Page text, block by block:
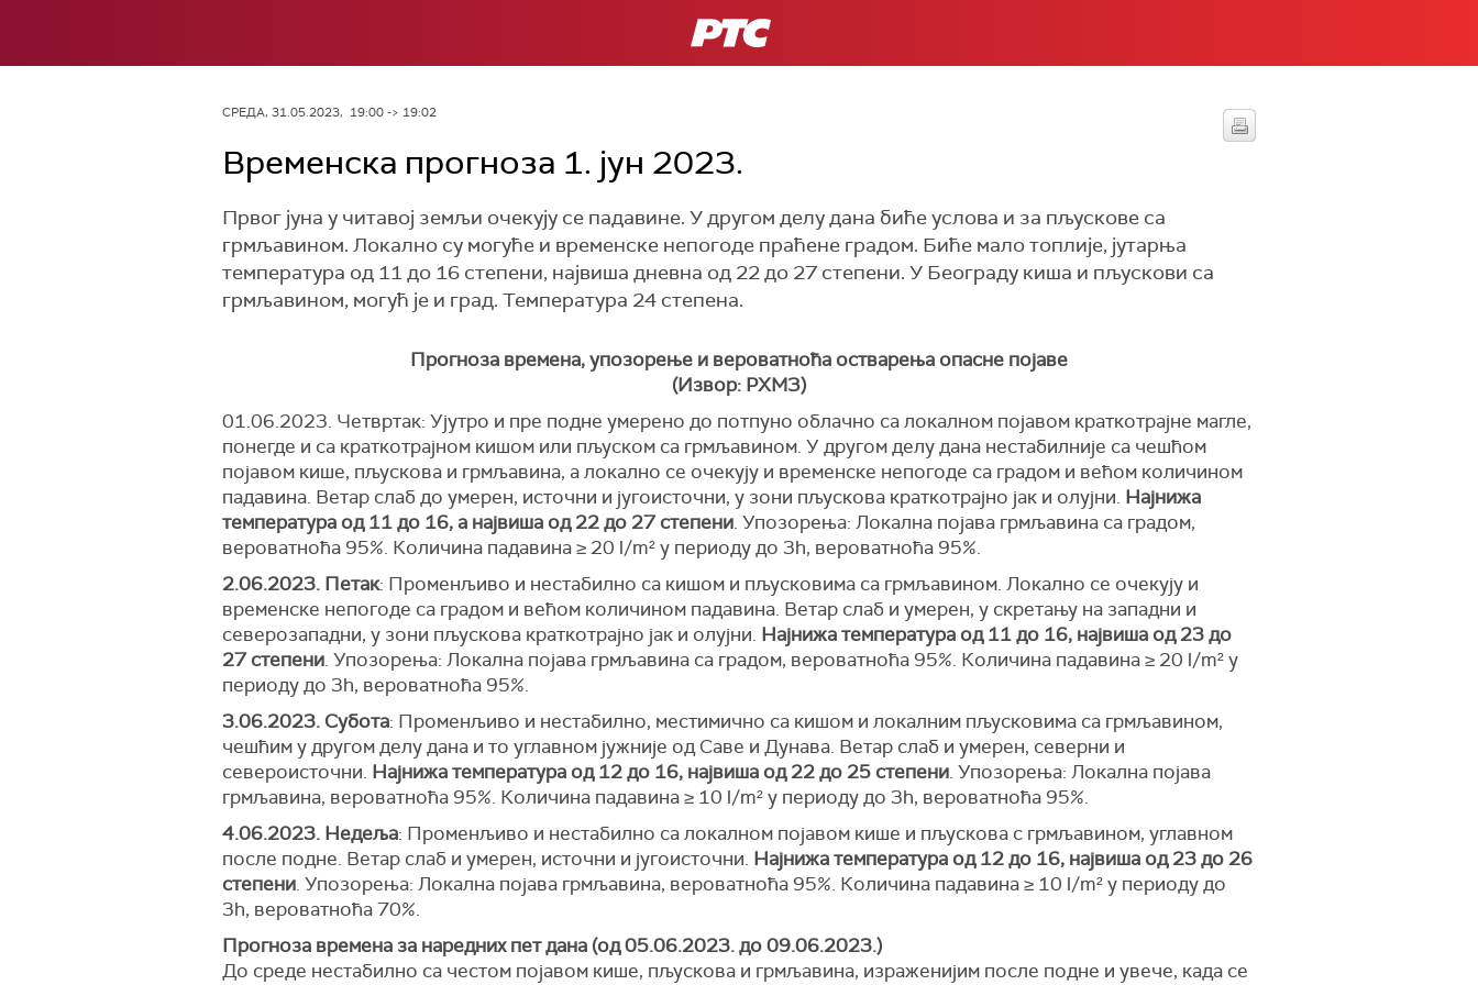
РТС
СРЕДА, 31.05.2023, 19:00 -> 19:02
Временска прогноза 1. јун 2023.
Првог јуна у читавој земљи очекују се падавине. У другом делу дана биће услова и за пљускове са
грмљавином. Локално су могуће и временске непогоде праћене градом. Биће мало топлије, јутарња
температура од 11 до 16 степени, највиша дневна од 22 до 27 степени. У Београду киша и пљускови са
грмљавином, могућ је и град. Температура 24 степена.
Прогноза времена, упозорење и вероватноћа остварења опасне појаве
(Извор: РХМЗ)
01.06.2023. Четвртак: Ујутро и пре подне умерено до потпуно облачно са локалном појавом краткотрајне магле,
понегде и са краткотрајном кишом или пљуском са грмљавином. У другом делу дана нестабилније са чешћом
појавом кише, пљускова и грмљавина, а локално се очекују и временске непогоде са градом и већом количином
падавина. Ветар слаб до умерен, источни и југоисточни, у зони пљускова краткотрајно јак и олујни. Најнижа
температура од 11 дo 16, а највиша од 22 до 27 степени. Упозорења: Локална појава грмљавина са градом,
вероватноћа 95%. Количина падавина ≥ 20 l/m² у периоду до 3h, вероватноћа 95%.
2.06.2023. Петак: Променљиво и нестабилно са кишом и пљусковима са грмљавином. Локално се очекују и
временске непогоде са градом и већом количином падавина. Ветар слаб и умерен, у скретању на западни и
северозападни, у зони пљускова краткотрајно јак и олујни. Најнижа температура од 11 до 16, највиша од 23 до
27 степени. Упозорења: Локална појава грмљавина са градом, вероватноћа 95%. Количина падавина ≥ 20 l/m² у
периоду до 3h, вероватноћа 95%.
3.06.2023. Субота: Променљиво и нестабилно, местимично са кишом и локалним пљусковима са грмљавином,
чешћим у другом делу дана и то углавном јужније од Саве и Дунава. Ветар слаб и умерен, северни и
североисточни. Најнижа температура од 12 до 16, највиша од 22 до 25 степени. Упозорења: Локална појава
грмљавина, вероватноћа 95%. Количина падавина ≥ 10 l/m² у периоду до 3h, вероватноћа 95%.
4.06.2023. Недеља: Променљиво и нестабилно са локалном појавом кише и пљускова с грмљавином, углавном
после подне. Ветар слаб и умерен, источни и југоисточни. Најнижа температура од 12 до 16, највиша од 23 до 26
степени. Упозорења: Локална појава грмљавина, вероватноћа 95%. Количина падавина ≥ 10 l/m² у периоду до
3h, вероватноћа 70%.
Прогноза временa за наредних пет дана (од 05.06.2023. до 09.06.2023.)
До среде нестабилно са честом појавом кише, пљускова и грмљавина, израженијим после подне и увече, када се